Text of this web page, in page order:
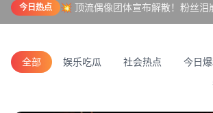
今日热点 💥 顶流偶像团体宣布解散！粉丝泪
全部 娱乐吃瓜 社会热点 今日